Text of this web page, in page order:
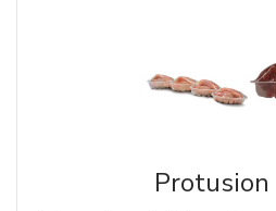
Protusion